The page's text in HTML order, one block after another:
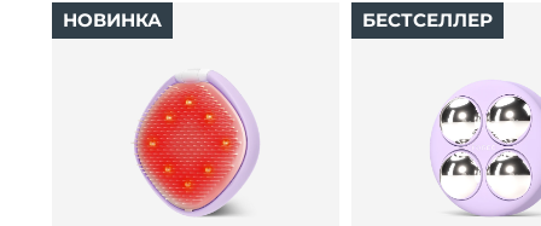
НОВИНКА БЕСТСЕЛЛЕР